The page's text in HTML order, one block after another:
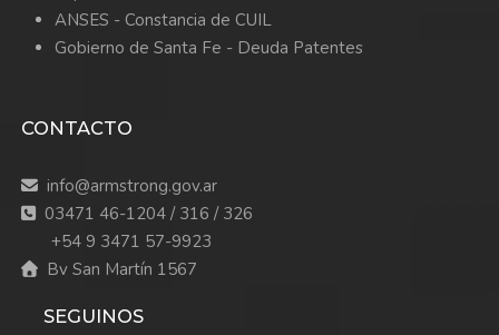
ANSES - Constancia de CUIL
Gobierno de Santa Fe - Deuda Patentes
CONTACTO
info@armstrong.gov.ar
03471 46-1204 / 316 / 326
+54 9 3471 57-9923
Bv San Martín 1567
SEGUINOS